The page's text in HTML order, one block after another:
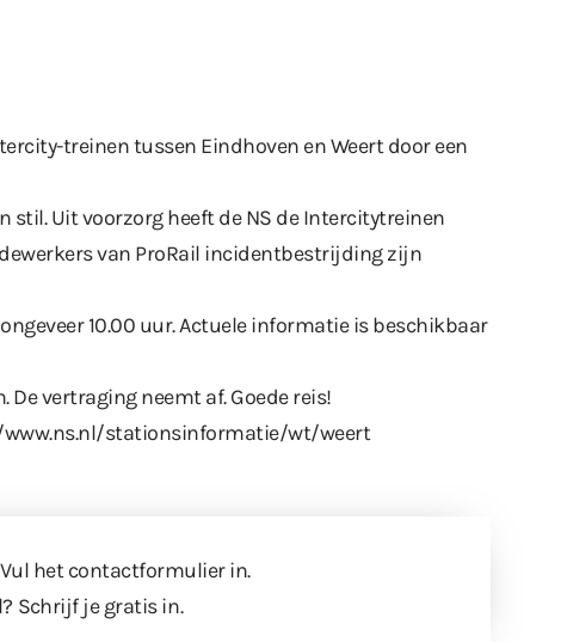
treinen tussen Eindhoven en Weert door een
stil. Uit voorzorg heeft de NS de Intercitytreinen
van ProRail incidentbestrijding zijn
10.00 uur. Actuele informatie is beschikbaar
De vertraging neemt af. Goede reis!
stationsinformatie/wt/weert
het contactformulierin.
Schrijf je gratis in.